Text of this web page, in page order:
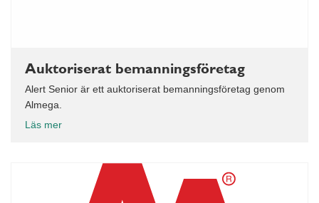
Auktoriserat bemanningsföretag
Alert Senior är ett auktoriserat bemanningsföretag genom
Almega.
Läs mer